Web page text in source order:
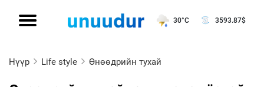
30°C 3593.87$
Нүүр Life style Өнөөдрийн тухай